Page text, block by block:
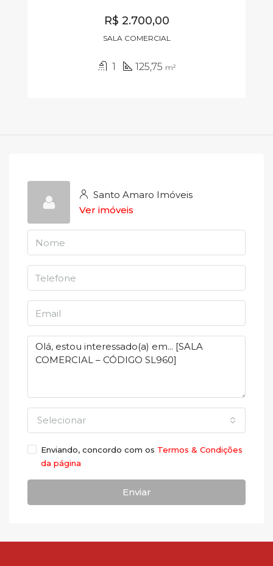
R$ 2.700,00
SALA COMERCIAL
1 125,75 m²
Santo Amaro Imóveis
Ver imóveis
Selecionar
Enviando, concordo com os Termos & Condições
da página
Enviar